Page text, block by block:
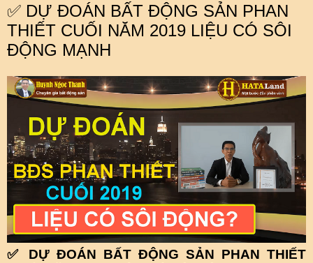
✅ DỰ ĐOÁN BẤT ĐỘNG SẢN PHAN
THIẾT CUỐI NĂM 2019 LIỆU CÓ SÔI
ĐỘNG MẠNH
✅ DỰ ĐOÁN BẤT ĐỘNG SẢN PHAN THIẾT